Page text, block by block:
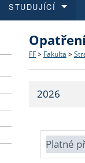
Struktura
Strategie
Fakultní
Co
Učitelské
STUDUJÍCÍ
O vědě a
Aktuální
FF > Fakulta >
2026
Platné